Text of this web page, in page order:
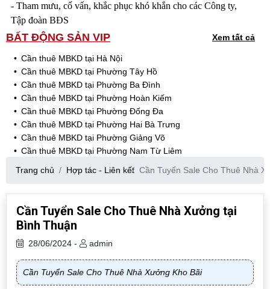
- Tham mưu, cố vấn, khắc phục khó khắn cho các Công ty,
Tập đoàn BĐS
BẤT ĐỘNG SẢN VIP Xem tất cả
Cần thuê MBKD tại Hà Nội
Cần thuê MBKD tại Phường Tây Hồ
Cần thuê MBKD tại Phường Ba Đình
Cần thuê MBKD tại Phường Hoàn Kiếm
Cần thuê MBKD tại Phường Đống Đa
Cần thuê MBKD tại Phường Hai Bà Trưng
Cần thuê MBKD tại Phường Giảng Võ
Cần thuê MBKD tại Phường Nam Từ Liêm
Cần thuê MBKD tại Phường Cầu Giấy
Cần thuê MBKD tại Phường Thanh Xuân
Cần thuê MBKD tại Phường Hà Đông
Cần thuê MBKD tại Phường Hoàng Mai
Cần thuê MBKD tại Phường Ô Chợ Dừa
Cần thuê MBKD tại Phường Yên Hòa
Cần thuê MBKD tại Phường Phương Liệt
Cần thuê MBKD tại Phường Khương Đình
Trang chủ Hợp tác - Liên kết Cần Tuyển Sale Cho Thuê Nhà
Cần Tuyển Sale Cho Thuê Nhà Xưởng tại
Bình Thuận
28/06/2024 - admin
Cần Tuyển Sale Cho Thuê Nhà Xưởng Kho Bãi